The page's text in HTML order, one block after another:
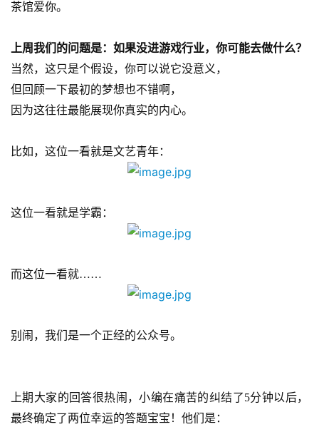
茶馆爱你。
上周我们的问题是：如果没进游戏行业，你可能去做什么？
当然，这只是个假设，你可以说它没意义，
但回顾一下最初的梦想也不错啊，
因为这往往最能展现你真实的内心。
比如，这位一看就是文艺青年：
这位一看就是学霸：
而这位一看就……
别闹，我们是一个正经的公众号。
上期大家的回答很热闹，小编在痛苦的纠结了5分钟以后，
最终确定了两位幸运的答题宝宝！他们是：